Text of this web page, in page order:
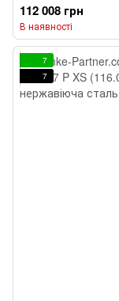
112 008 грн
В наявності
7
7